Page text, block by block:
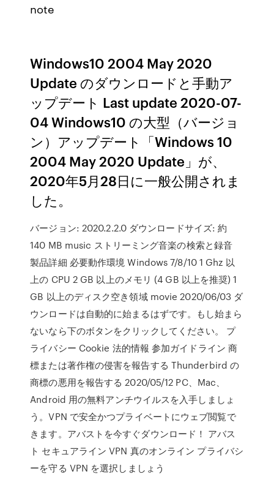
note
Windows10 2004 May 2020
Update のダウンロードと手動ア
ップデート Last update 2020-07-
04 Windows10 の大型（バージョ
ン）アップデート「Windows 10
2004 May 2020 Update」が、
2020年5月28日に一般公開されま
した。
バージョン: 2020.2.2.0 ダウンロードサイズ: 約
140 MB music ストリーミング音楽の検索と録音
製品詳細 必要動作環境 Windows 7/8/10 1 Ghz 以
上の CPU 2 GB 以上のメモリ (4 GB 以上を推奨) 1
GB 以上のディスク空き領域 movie 2020/06/03 ダ
ウンロードは自動的に始まるはずです。もし始まら
ないなら下のボタンをクリックしてください。 プ
ライバシー Cookie 法的情報 参加ガイドライン 商
標または著作権の侵害を報告する Thunderbird の
商標の悪用を報告する 2020/05/12 PC、Mac、
Android 用の無料アンチウイルスを入手しましょ
う。VPN で安全かつプライベートにウェブ閲覧で
きます。アバストを今すぐダウンロード！ アバス
ト セキュアライン VPN 真のオンライン プライバシ
ーを守る VPN を選択しましょう